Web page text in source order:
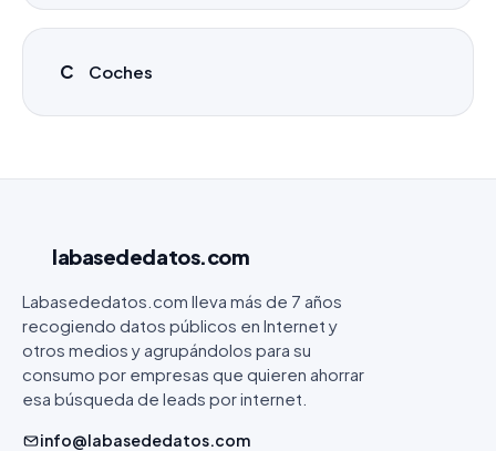
C Coches
labasededatos.com
Labasededatos.com lleva más de 7 años
recogiendo datos públicos en Internet y
otros medios y agrupándolos para su
consumo por empresas que quieren ahorrar
esa búsqueda de leads por internet.
info@labasededatos.com